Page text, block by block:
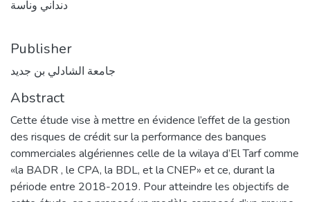
دنداني وناسة
Publisher
جامعة الشادلي بن جديد
Abstract
Cette étude vise à mettre en évidence l’effet de la gestion
des risques de crédit sur la performance des banques
commerciales algériennes celle de la wilaya d’El Tarf comme
«la BADR , le CPA, la BDL, et la CNEP» et ce, durant la
période entre 2018-2019. Pour atteindre les objectifs de